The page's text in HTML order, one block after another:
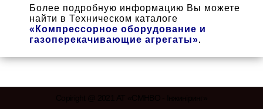
Более подробную информацию Вы можете
найти в Техническом каталоге
«Компрессорное оборудование и
газоперекачивающие агрегаты».